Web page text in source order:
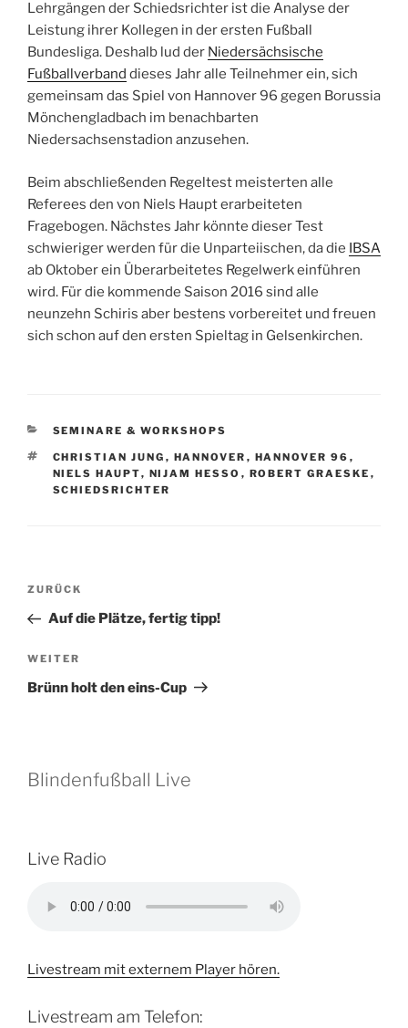
Lehrgängen der Schiedsrichter ist die Analyse der
Leistung ihrer Kollegen in der ersten Fußball
Bundesliga. Deshalb lud der Niedersächsische
Fußballverband dieses Jahr alle Teilnehmer ein, sich
gemeinsam das Spiel von Hannover 96 gegen Borussia
Mönchengladbach im benachbarten
Niedersachsenstadion anzusehen.
Beim abschließenden Regeltest meisterten alle
Referees den von Niels Haupt erarbeiteten
Fragebogen. Nächstes Jahr könnte dieser Test
schwieriger werden für die Unparteiischen, da die IBSA
ab Oktober ein Überarbeitetes Regelwerk einführen
wird. Für die kommende Saison 2016 sind alle
neunzehn Schiris aber bestens vorbereitet und freuen
sich schon auf den ersten Spieltag in Gelsenkirchen.
KATEGORIEN
SEMINARE & WORKSHOPS
SCHLAGWÖRTER
CHRISTIAN JUNG , HANNOVER , HANNOVER 96 ,
NIELS HAUPT, NIJAM HESSO , ROBERT GRAESKE ,
SCHIEDSRICHTER
Beitragsnavigation
Vorheriger
Beitrag
ZURÜCK
Auf die Plätze, fertig tipp!
Nächster
Beitrag
WEITER
Brünn holt den eins-Cup
Blindenfußball Live
Live Radio
Livestream mit externem Player hören.
Livestream am Telefon: